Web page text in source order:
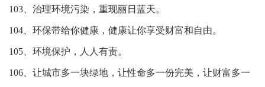
103、治理环境污染，重现丽日蓝天。
104、环保带给你健康，健康让你享受财富和自由。
105、环境保护，人人有责。
106、让城市多一块绿地，让性命多一份完美，让财富多一